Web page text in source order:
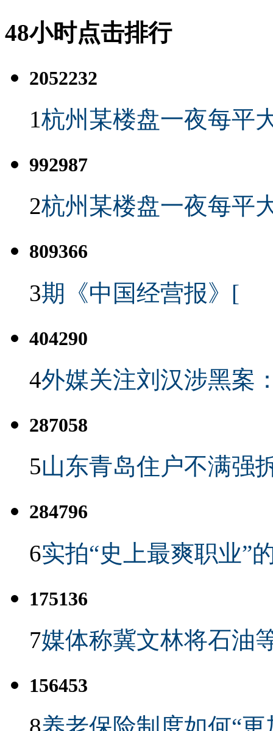
48小时点击排行
2052232
1杭州某楼盘一夜每平
992987
2杭州某楼盘一夜每平
809366
3期《中国经营报》[
404290
4外媒关注刘汉涉黑案
287058
5山东青岛住户不满强
284796
6实拍“史上最爽职业”
175136
7媒体称冀文林将石油
156453